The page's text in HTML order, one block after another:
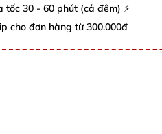
tốc 30 - 60 phút (cả đêm) ⚡
cho đơn hàng từ 300.000đ